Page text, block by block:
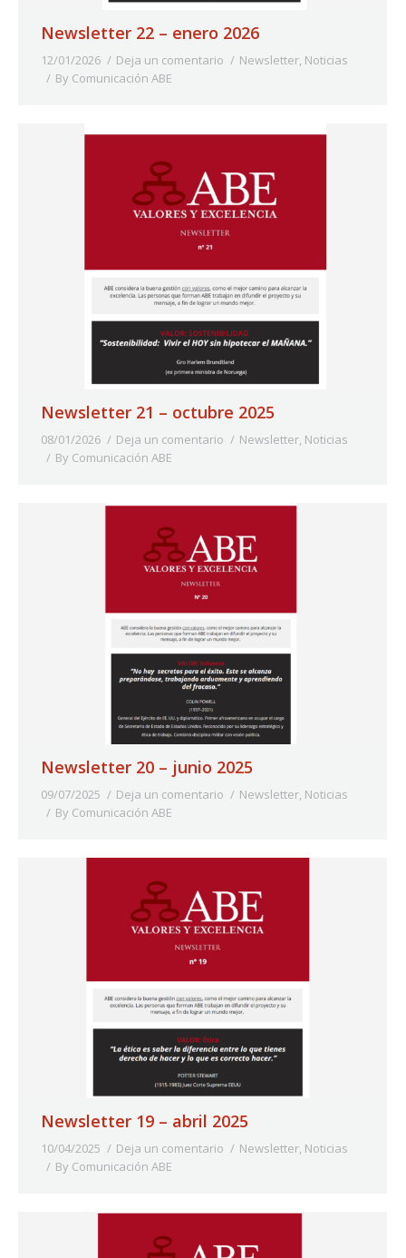
Newsletter 22 – enero 2026
12/01/2026 Deja un comentario Newsletter, Noticias
By Comunicación ABE
Newsletter 21 – octubre 2025
08/01/2026 Deja un comentario Newsletter, Noticias
By Comunicación ABE
Newsletter 20 – junio 2025
09/07/2025 Deja un comentario Newsletter, Noticias
By Comunicación ABE
Newsletter 19 – abril 2025
10/04/2025 Deja un comentario Newsletter, Noticias
By Comunicación ABE